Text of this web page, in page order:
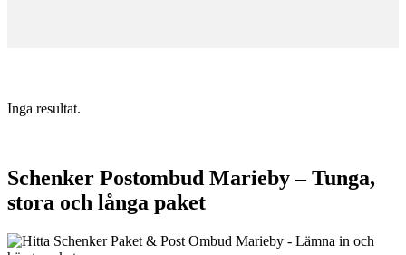
Inga resultat.
Schenker Postombud Marieby – Tunga,
stora och långa paket